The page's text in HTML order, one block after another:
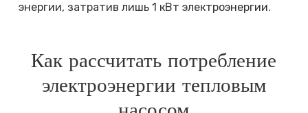
энергии, затратив лишь 1 кВт электроэнергии.
Как рассчитать потребление
электроэнергии тепловым